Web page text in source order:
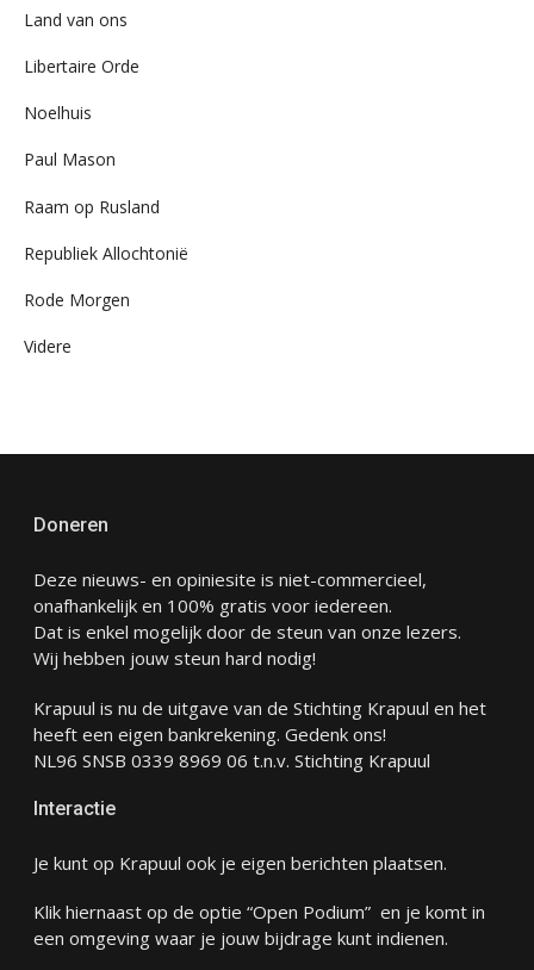
Land van ons
Libertaire Orde
Noelhuis
Paul Mason
Raam op Rusland
Republiek Allochtonië
Rode Morgen
Videre
Doneren
Deze nieuws- en opiniesite is niet-commercieel,
onafhankelijk en 100% gratis voor iedereen.
Dat is enkel mogelijk door de steun van onze lezers.
Wij hebben jouw steun hard nodig!
Krapuul is nu de uitgave van de Stichting Krapuul en het
heeft een eigen bankrekening. Gedenk ons!
NL96 SNSB 0339 8969 06 t.n.v. Stichting Krapuul
Interactie
Je kunt op Krapuul ook je eigen berichten plaatsen.
Klik hiernaast op de optie “Open Podium” en je komt in
een omgeving waar je jouw bijdrage kunt indienen.